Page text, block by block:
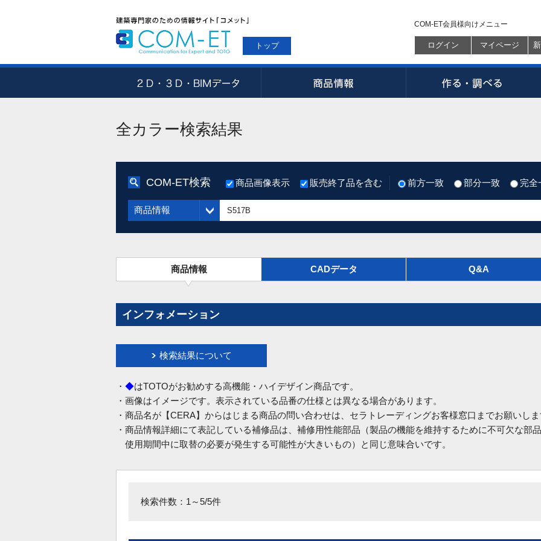
トップ
COM-ET会員様向けメニュー
ログイン マイページ
全カラー検索結果
COM-ET検索 商品画像表示 販売終了品を含む 前方一致 部分一致 完全
商品情報
商品情報 CADデータ Q&A
インフォメーション
検索結果について
・ ◆はTOTOがお勧めする高機能・ハイデザイン商品です。
・画像はイメージです。表示されている品番の仕様とは異なる場合があります。
・商品名が【CERA】からはじまる商品の問い合わせは、セラトレーディングお客様窓口までお願いしま
・商品情報詳細にて表記している補修品は、補修用性能部品（製品の機能を維持するために不可欠な部品
使用期間中に取替の必要が発生する可能性が大きいもの）と同じ意味合いです。
検索件数：1～5/5件